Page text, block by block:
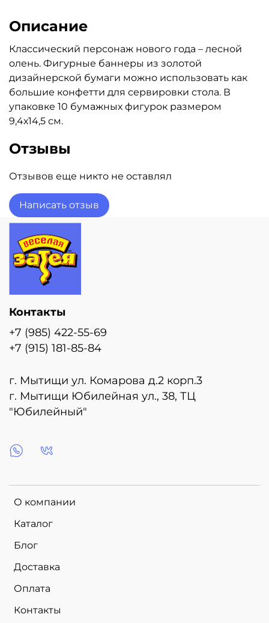
Описание
Классический персонаж нового года – лесной
олень. Фигурные баннеры из золотой
дизайнерской бумаги можно использовать как
большие конфетти для сервировки стола. В
упаковке 10 бумажных фигурок размером
9,4х14,5 см.
Отзывы
Отзывов еще никто не оставлял
Написать отзыв
О компании
Каталог
Блог
Доставка
Оплата
Контакты
Контакты
+7 (985) 422-55-69
+7 (915) 181-85-84
г. Мытищи ул. Комарова д.2 корп.3
г. Мытищи Юбилейная ул., 38, ТЦ
"Юбилейный"